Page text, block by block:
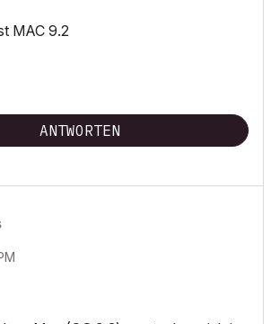
MAC 9.2
ANTWORTEN